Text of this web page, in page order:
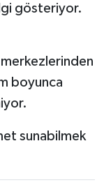
gösteriyor.
boyunca
sunabilmek